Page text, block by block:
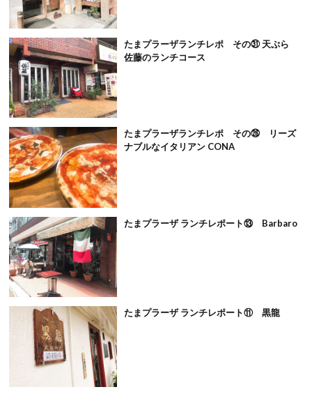
たまプラーザランチレポ その㉛ 天ぷら
佐藤のランチコース
たまプラーザランチレポ その㉖ リーズ
ナブルなイタリアン CONA
たまプラーザ ランチレポート⑬ Barbaro
たまプラーザ ランチレポート⑪ 黒龍